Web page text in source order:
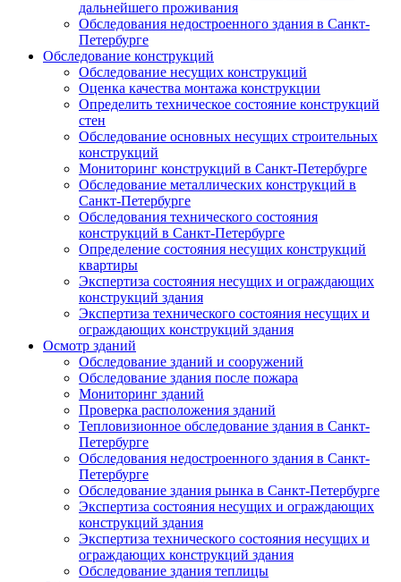
дальнейшего проживания
Обследования недостроенного здания в Санкт-
Петербурге
Обследование конструкций
Обследование несущих конструкций
Оценка качества монтажа конструкции
Определить техническое состояние конструкций
стен
Обследование основных несущих строительных
конструкций
Мониторинг конструкций в Санкт-Петербурге
Обследование металлических конструкций в
Санкт-Петербурге
Обследования технического состояния
конструкций в Санкт-Петербурге
Определение состояния несущих конструкций
квартиры
Экспертиза состояния несущих и ограждающих
конструкций здания
Экспертиза технического состояния несущих и
ограждающих конструкций здания
Осмотр зданий
Обследование зданий и сооружений
Обследование здания после пожара
Мониторинг зданий
Проверка расположения зданий
Тепловизионное обследование здания в Санкт-
Петербурге
Обследования недостроенного здания в Санкт-
Петербурге
Обследование здания рынка в Санкт-Петербурге
Экспертиза состояния несущих и ограждающих
конструкций здания
Экспертиза технического состояния несущих и
ограждающих конструкций здания
Обследование здания теплицы